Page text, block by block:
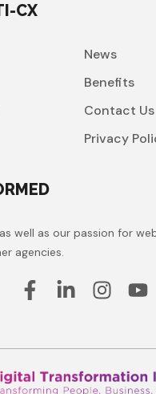
CX
News
Benefits
Contact Us
Privacy
well as our passion for
agencies.